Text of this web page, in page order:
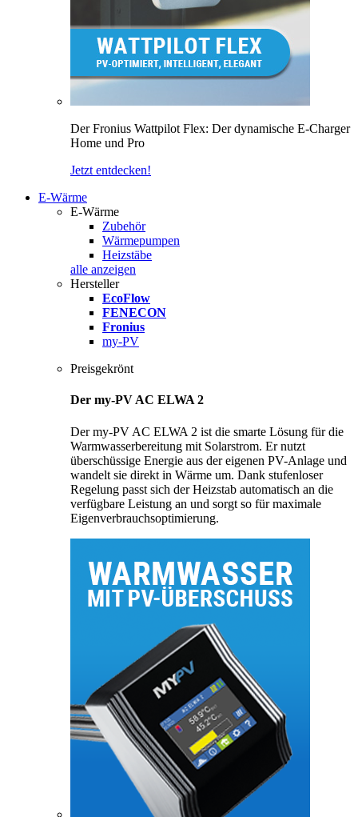
Der Fronius Wattpilot Flex: Der dynamische E-Charger
Home und Pro
Jetzt entdecken!
E-Wärme
E-Wärme
Zubehör
Wärmepumpen
Heizstäbe
alle anzeigen
Hersteller
EcoFlow
FENECON
Fronius
my-PV
Preisgekrönt
Der my-PV AC ELWA 2
Der my-PV AC ELWA 2 ist die smarte Lösung für die
Warmwasserbereitung mit Solarstrom. Er nutzt
überschüssige Energie aus der eigenen PV-Anlage und
wandelt sie direkt in Wärme um. Dank stufenloser
Regelung passt sich der Heizstab automatisch an die
verfügbare Leistung an und sorgt so für maximale
Eigenverbrauchsoptimierung.